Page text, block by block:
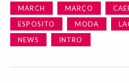
MARCH MARÇO
ESPOSITO
MODA
NEWS
INTRO